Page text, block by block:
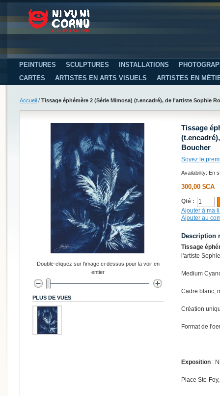
PEINTURES SCULPTURES INSTALLATIONS
CARTES
ARTISTES EN ARTS VISUELS ARTISTES EN
Accueil / Tissage éphémère 2 (Série Mimosa) (t.encadré), de l'artiste Sophie
Tissage
Boucher
Soyez le
Availability: En
300,00 $CA
Qté :
Ajouter à ma
Ajouter au
Description
Tissage
l'artiste
Medium
Cadre blanc,
Création
Format de
Exposition :
Place Ste-
Double-cliquez sur l'image ci-dessus pour la voir en
entier
PLUS DE VUES